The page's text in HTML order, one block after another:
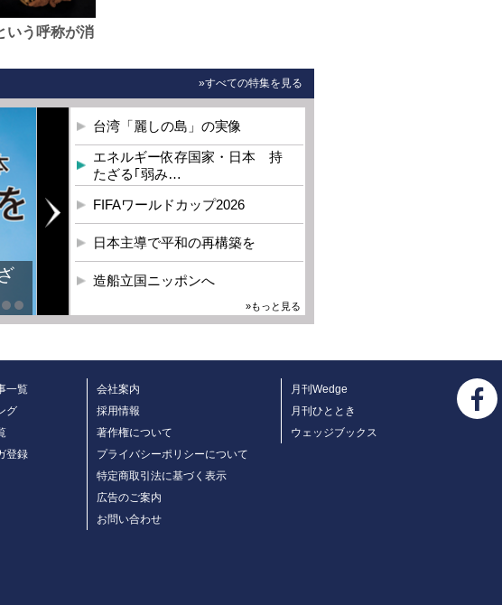
いう呼称が消
»すべての特集を見る
台湾「麗しの島」の実像
エネルギー依存国家・日本 持
たざる｢弱み…
FIFAワールドカップ2026
日本主導で平和の再構築を
造船立国ニッポンへ
»もっと見る
一覧
グ
登録
会社案内
採用情報
著作権について
プライバシーポリシーについて
特定商取引法に基づく表示
広告のご案内
お問い合わせ
月刊Wedge
月刊ひととき
ウェッジブックス